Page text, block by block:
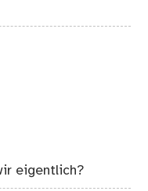
eigentlich?